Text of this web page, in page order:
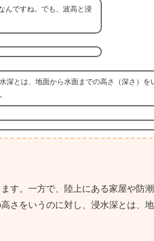
んですね。でも、波高と浸
深とは、地面から水面までの高さ（深さ）を
す。一方で、陸上にある家屋や防
さをいうのに対し、浸水深とは、